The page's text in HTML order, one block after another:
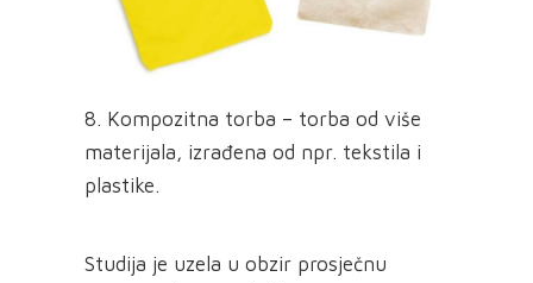
8. Kompozitna torba – torba od više
materijala, izrađena od npr. tekstila i
plastike.
Studija je uzela u obzir prosječnu